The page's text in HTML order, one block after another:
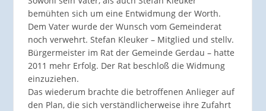
bemühten sich um eine Entwidmung der Worth.
Dem Vater wurde der Wunsch vom Gemeinderat
noch verwehrt. Stefan Kleuker – Mitglied und stellv.
Bürgermeister im Rat der Gemeinde Gerdau – hatte
2011 mehr Erfolg. Der Rat beschloß die Widmung
einzuziehen.
Das wiederum brachte die betroffenen Anlieger auf
den Plan, die sich verständlicherweise ihre Zufahrt